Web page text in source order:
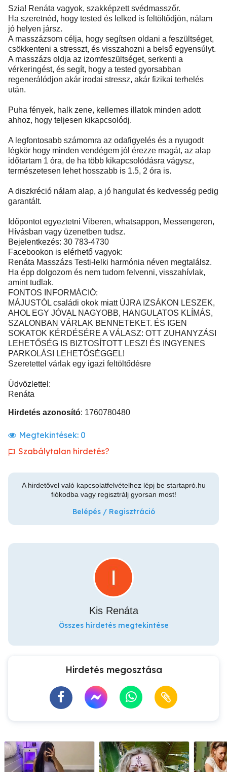
Szia! Renáta vagyok, szakképzett svédmasszőr.
Ha szeretnéd, hogy tested és lelked is feltöltődjön, nálam
jó helyen jársz.
A masszázsom célja, hogy segítsen oldani a feszültséget,
csökkenteni a stresszt, és visszahozni a belső egyensúlyt.
A masszázs oldja az izomfeszültséget, serkenti a
vérkeringést, és segít, hogy a tested gyorsabban
regenerálódjon akár irodai stressz, akár fizikai terhelés
után.
Puha fények, halk zene, kellemes illatok minden adott
ahhoz, hogy teljesen kikapcsolódj.
A legfontosabb számomra az odafigyelés és a nyugodt
légkör hogy minden vendégem jól érezze magát, az alap
időtartam 1 óra, de ha több kikapcsolódásra vágysz,
természetesen lehet hosszabb is 1.5, 2 óra is.
A diszkréció nálam alap, a jó hangulat és kedvesség pedig
garantált.
Időpontot egyeztetni Viberen, whatsappon, Messengeren,
Hívásban vagy üzenetben tudsz.
Bejelentkezés: 30 783-4730
Facebookon is elérhető vagyok:
Renáta Masszázs Testi-lelki harmónia néven megtalálsz.
Ha épp dolgozom és nem tudom felvenni, visszahívlak,
amint tudlak.
FONTOS INFORMÁCIÓ:
MÁJUSTÓL családi okok miatt ÚJRA IZSÁKON LESZEK,
AHOL EGY JÓVAL NAGYOBB, HANGULATOS KLÍMÁS,
SZALONBAN VÁRLAK BENNETEKET. ÉS IGEN
SOKATOK KÉRDÉSÉRE A VÁLASZ: OTT ZUHANYZÁSI
LEHETŐSÉG IS BIZTOSÍTOTT LESZ! ÉS INGYENES
PARKOLÁSI LEHETŐSÉGGEL!
Szeretettel várlak egy igazi feltöltődésre
Üdvözlettel:
Renáta
Hirdetés azonosító: 1760780480
Megtekintések: 0
Szabálytalan hirdetés?
A hirdetővel való kapcsolatfelvételhez lépj be startapró.hu
fiókodba vagy regisztrálj gyorsan most!
Belépés / Regisztráció
Kis Renáta
Összes hirdetés megtekintése
Hirdetés megosztása